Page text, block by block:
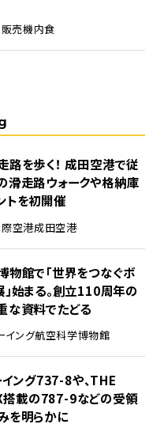
売機内食
路を歩く！ 成田空港で従
滑走路ウォークや格納庫
トを初開催
空港成田空港
物館で「世界をつなぐボ
」始まる。創立110周年の
な資料でたどる
イング航空科学博物館
イング737-8や、THE
載の787-9などの受領
を明らかに